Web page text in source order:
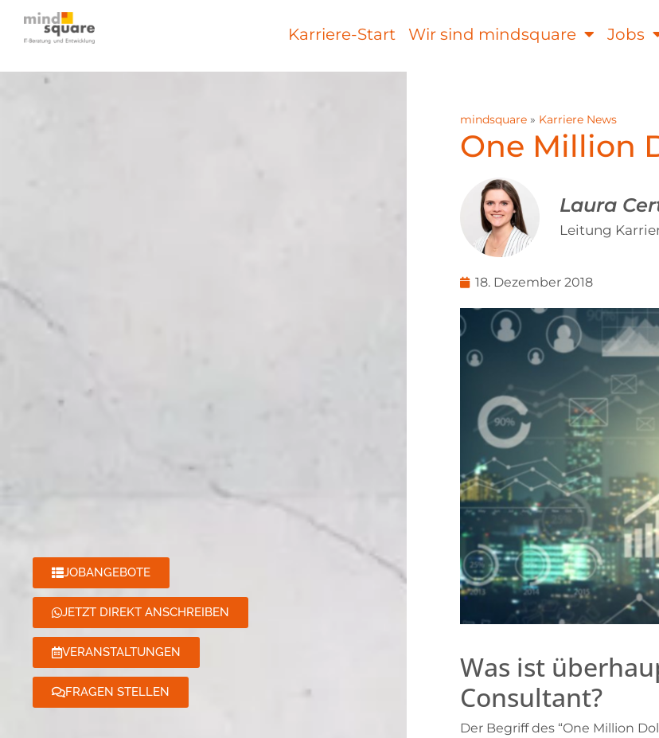
Karriere-Start Wir sind mindsquare Jobs
mindsquare» Karriere News
One Million
Laura
Leitung
18. Dezember 2018
Was ist
Consultant?
Der Begriff des “One Million
JOBANGEBOTE
JETZT DIREKT ANSCHREIBEN
VERANSTALTUNGEN
FRAGEN STELLEN